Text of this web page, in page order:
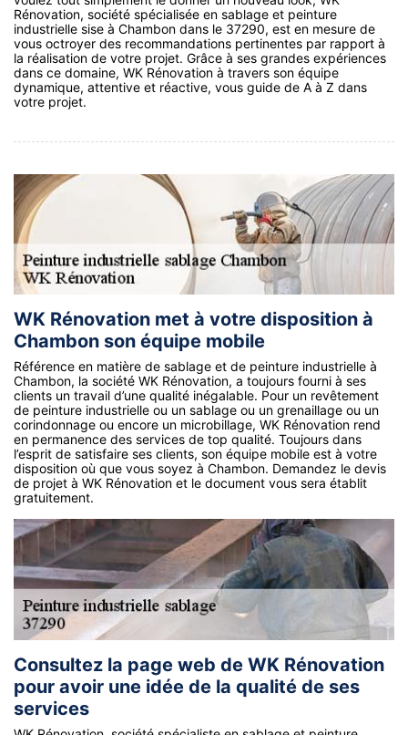
Rénovation, société spécialisée en sablage et peinture
industrielle sise à Chambon dans le 37290, est en mesure de
vous octroyer des recommandations pertinentes par rapport à
la réalisation de votre projet. Grâce à ses grandes expériences
dans ce domaine, WK Rénovation à travers son équipe
dynamique, attentive et réactive, vous guide de A à Z dans
votre projet.
WK Rénovation met à votre disposition à
Chambon son équipe mobile
Référence en matière de sablage et de peinture industrielle à
Chambon, la société WK Rénovation, a toujours fourni à ses
clients un travail d’une qualité inégalable. Pour un revêtement
de peinture industrielle ou un sablage ou un grenaillage ou un
corindonnage ou encore un microbillage, WK Rénovation rend
en permanence des services de top qualité. Toujours dans
l’esprit de satisfaire ses clients, son équipe mobile est à votre
disposition où que vous soyez à Chambon. Demandez le devis
de projet à WK Rénovation et le document vous sera établit
gratuitement.
Consultez la page web de WK Rénovation
pour avoir une idée de la qualité de ses
services